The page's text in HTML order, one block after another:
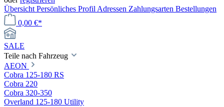
Übersicht Persönliches Profil Adressen Zahlungsarten Bestellungen
0,00 €*
SALE
Teile nach Fahrzeug
AEON
Cobra 125-180 RS
Cobra 220
Cobra 320-350
Overland 125-180 Utility